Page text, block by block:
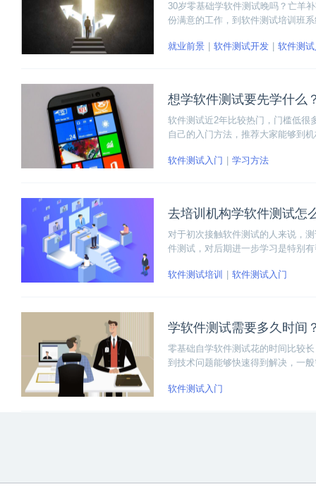
30岁零基础学软件测试晚吗？亡羊
份满意的工作，到软件测试培训班
就业前景
软件测试开发 软件测
想学软件测试要先学什么
软件测试近2年比较热门，门槛低很
自己的入门方法，推荐大家能够到
软件测试入门 学习方法
去培训机构学软件测试怎
对于初次接触软件测试的人来说，
件测试，对后期进一步学习是特别
软件测试培训 软件测试入门
学软件测试需要多久时间
零基础自学软件测试花的时间比较
到技术问题能够快速得到解决，一
软件测试入门